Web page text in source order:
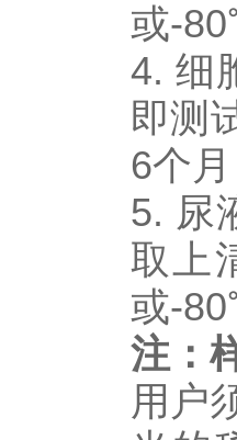
或-
4. 细
即测
6个
5. 尿
取上
或-
注：
用户